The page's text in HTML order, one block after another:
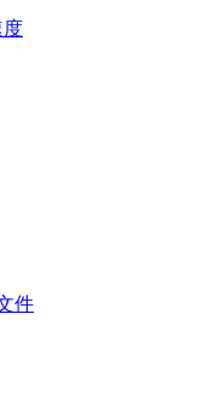
度
件